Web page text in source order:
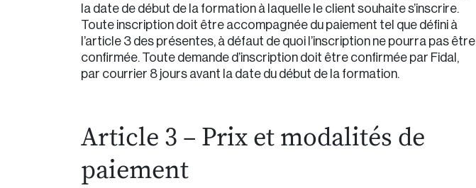
la date de début de la formation à laquelle le client souhaite s’inscrire.
Toute inscription doit être accompagnée du paiement tel que défini à
l’article 3 des présentes, à défaut de quoi l’inscription ne pourra pas être
confirmée. Toute demande d’inscription doit être confirmée par Fidal,
par courrier 8 jours avant la date du début de la formation.
Article 3 – Prix et modalités de
paiement